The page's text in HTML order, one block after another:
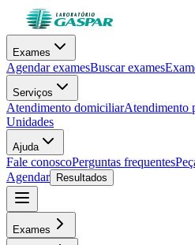
Exames
Agendar examesBuscar exames
Serviços
Atendimento domiciliarAtendimento
Unidades
Ajuda
Fale conoscoPerguntas frequentes
Agendar
Resultados
Exames